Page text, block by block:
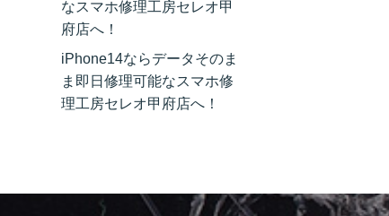
なスマホ修理工房セレオ甲
府店へ！
iPhone14ならデータそのま
ま即日修理可能なスマホ修
理工房セレオ甲府店へ！